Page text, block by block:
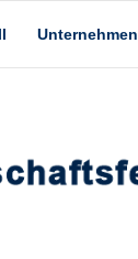
Unternehmen